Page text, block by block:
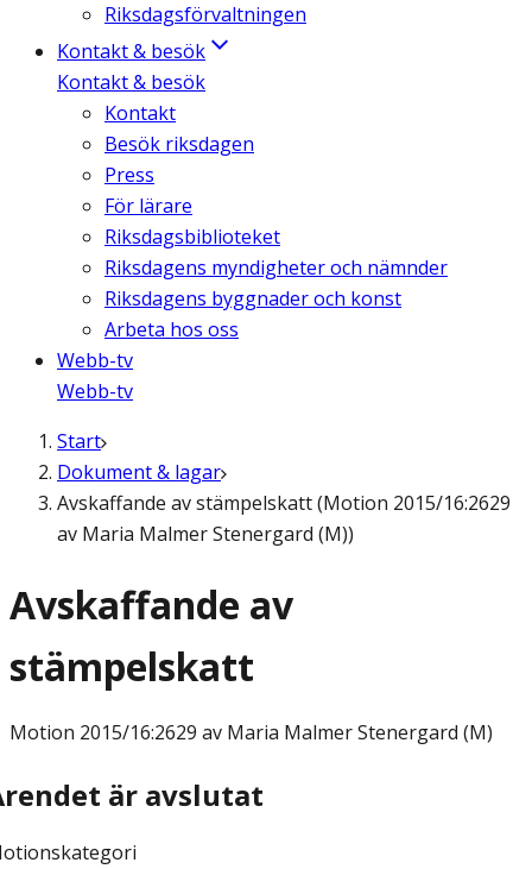
Riksdagsförvaltningen
Kontakt & besök
Kontakt & besök
Kontakt
Besök riksdagen
Press
För lärare
Riksdagsbiblioteket
Riksdagens myndigheter och nämnder
Riksdagens byggnader och konst
Arbeta hos oss
Webb-tv
Webb-tv
Start
Dokument & lagar
Avskaffande av stämpelskatt (Motion 2015/16:2629
av Maria Malmer Stenergard (M))
Avskaffande av
stämpelskatt
Motion 2015/16:2629 av Maria Malmer Stenergard (M)
är avslutat